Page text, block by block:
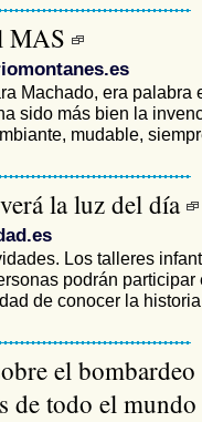
MAS
Machado, era palabra
sido más bien la
mudable,
la luz del día
Los talleres
podrán participar
de conocer la
el
de todo el mundo